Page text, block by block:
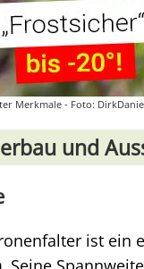
Merkmale - Foto:
und
ist ein